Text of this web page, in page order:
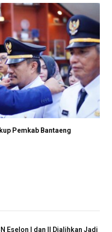
Pemkab Bantaeng
Eselon I dan II Dialihkan Jadi